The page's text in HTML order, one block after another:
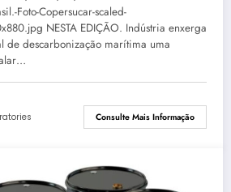
Foto-Copersucar-scaled-
NESTA EDIÇÃO. Indústria enxerga
de descarbonização marítima uma
Consulte Mais Informação